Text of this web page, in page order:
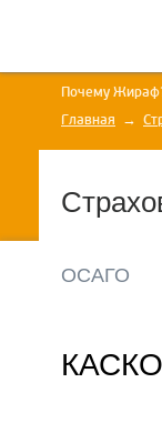
Почему
Главная
ОСАГО